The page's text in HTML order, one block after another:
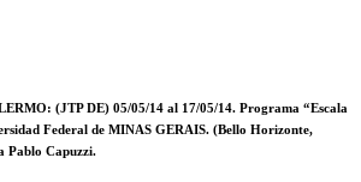
(JTP DE) 05/05/14 al 17/05/14. Programa “Escala
Federal de MINAS GERAIS. (Bello Horizonte,
Pablo Capuzzi.